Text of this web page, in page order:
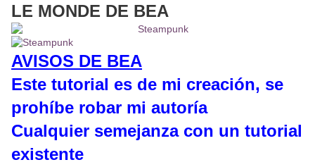
LE MONDE DE BEA
AVISOS DE BEA
Este tutorial es de mi creación, se
prohíbe robar mi autoría
Cualquier semejanza con un tutorial
existente